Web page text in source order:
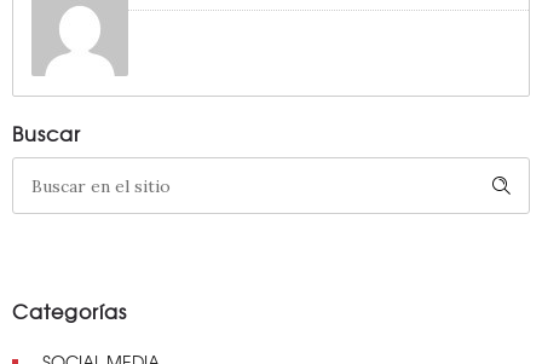
Buscar
Categorías